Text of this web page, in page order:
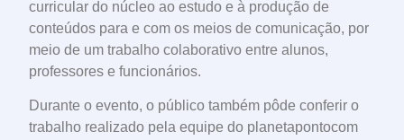
curricular do núcleo ao estudo e à produção de
conteúdos para e com os meios de comunicação, por
meio de um trabalho colaborativo entre alunos,
professores e funcionários.
Durante o evento, o público também pôde conferir o
trabalho realizado pela equipe do planetapontocom